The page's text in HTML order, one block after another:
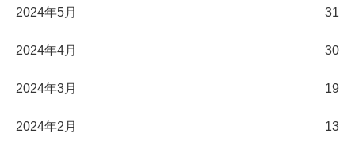
2024年5月 31
2024年4月 30
2024年3月 19
2024年2月 13